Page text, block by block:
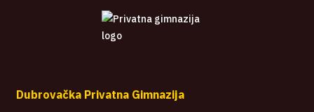
Dubrovačka Privatna Gimnazija